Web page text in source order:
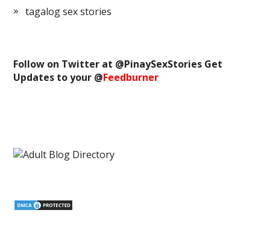
tagalog sex stories
Follow on Twitter at @PinaySexStories Get
Updates to your @Feedburner